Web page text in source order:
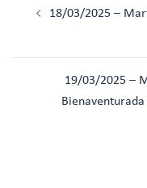
18/03/2025 –
19/03/2025 –